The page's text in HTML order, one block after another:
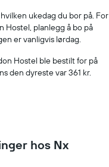
ukedag du bor på. For
Hostel, planlegg å bo på
er vanligvis lørdag.
Hostel ble bestilt for på
den dyreste var 361 kr.
hos Nx